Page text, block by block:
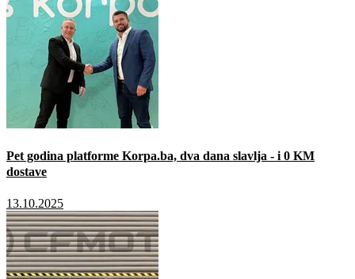
Pet godina platforme Korpa.ba, dva dana slavlja - i 0 KM
dostave
13.10.2025